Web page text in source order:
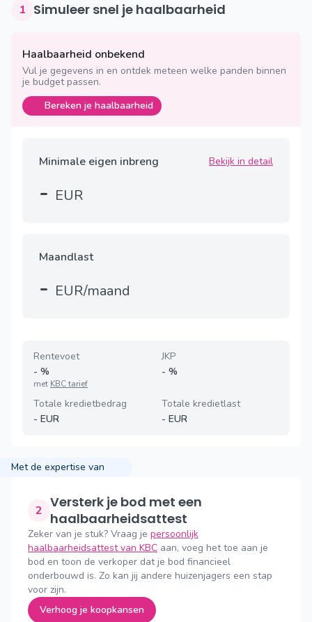
1 Simuleer snel je haalbaarheid
Haalbaarheid onbekend
Vul je gegevens in en ontdek meteen welke panden binnen
je budget passen.
Bereken je haalbaarheid
Minimale eigen inbreng Bekijk in detail
- EUR
Maandlast
- EUR/maand
Rentevoet
- %
met KBC tarief
JKP
- %
Totale kredietbedrag
- EUR
Totale kredietlast
- EUR
Met de expertise van
2 Versterk je bod met een
haalbaarheidsattest
Zeker van je stuk? Vraag je persoonlijk
haalbaarheidsattest van KBC aan, voeg het toe aan je
bod en toon de verkoper dat je bod financieel
onderbouwd is. Zo kan jij andere huizenjagers een stap
voor zijn.
Verhoog je koopkansen